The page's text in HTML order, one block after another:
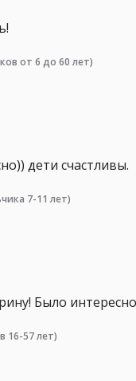
от 6 до 60 лет)
дети счастливы.
7-11 лет)
Было
16-57 лет)